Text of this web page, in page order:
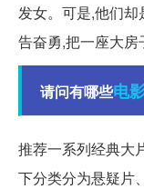
发女。可是,他们
告奋勇,把一座大房
请问有哪些电
推荐一系列经典大
下分类分为悬疑片